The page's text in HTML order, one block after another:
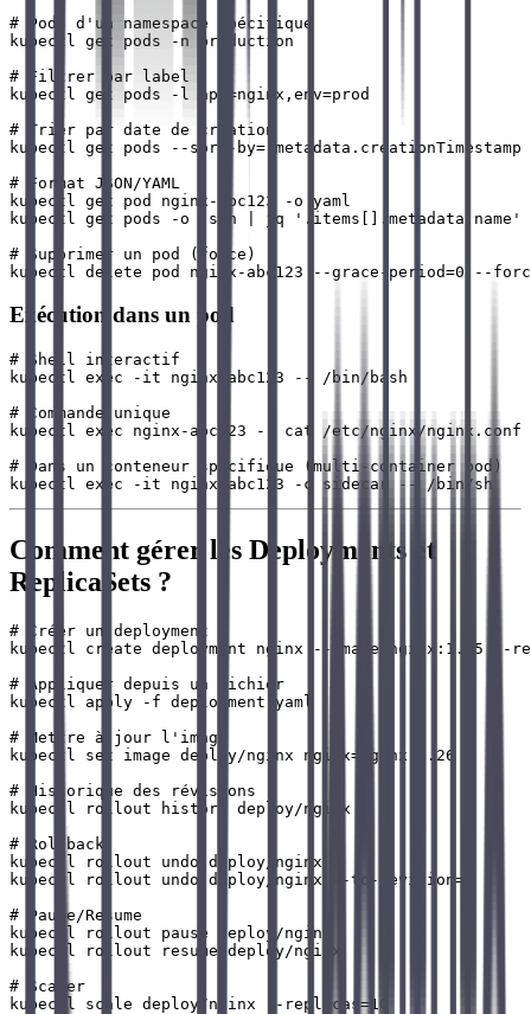
# Pods d'un namespace spécifique
kubectl get pods -n production
# Filtrer par label
kubectl get pods -l app=nginx,env=prod
# Trier par date de création
kubectl get pods --sort-by=.metadata.creationTimestamp
# Format JSON/YAML
kubectl get pod nginx-abc123 -o yaml
kubectl get pods -o json | jq '.items[].metadata.name'
# Supprimer un pod (force)
Exécution dans un pod
# Shell interactif
kubectl exec -it nginx-abc123 -- /bin/bash
# Commande unique
kubectl exec nginx-abc123 -- cat /etc/nginx/nginx.conf
# Dans un conteneur spécifique (multi-container pod)
Comment gérer les Deployments et
ReplicaSets ?
# Créer un deployment
kubectl create deployment nginx --image=nginx:1.25 --
# Appliquer depuis un fichier
kubectl apply -f deployment.yaml
# Mettre à jour l'image
kubectl set image deploy/nginx nginx=nginx:1.26
# Historique des révisions
kubectl rollout history deploy/nginx
# Rollback
kubectl rollout undo deploy/nginx
kubectl rollout undo deploy/nginx --to-revision=2
# Pause/Resume
kubectl rollout pause deploy/nginx
kubectl rollout resume deploy/nginx
# Scaler
kubectl scale deploy/nginx --replicas=10